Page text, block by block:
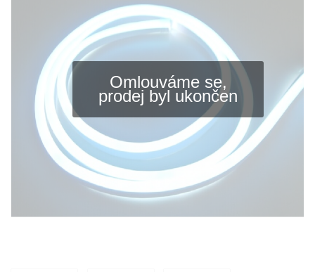
Omlouváme se,
prodej byl ukončen